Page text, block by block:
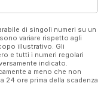
di singoli numeri su un
variare rispetto agli
illustrativo. Gli
e tutti i numeri regolari
indicato.
a meno che non
24 ore prima della scadenza